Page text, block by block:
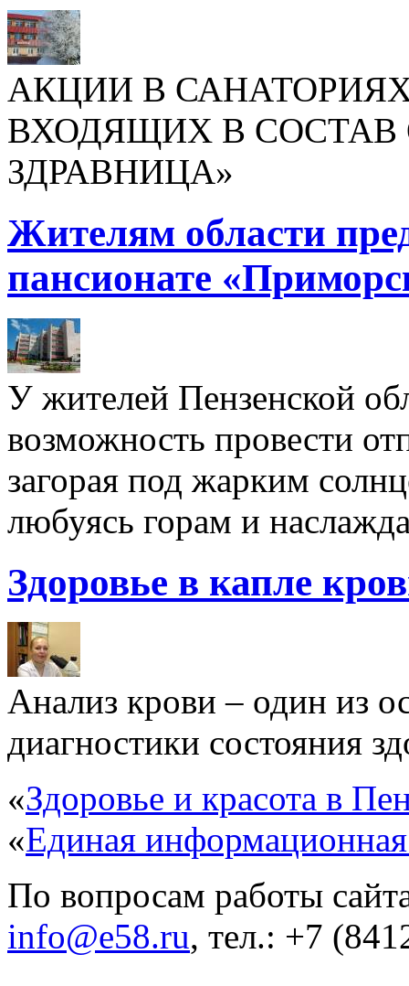
АКЦИИ В
ВХОДЯЩИХ В СОСТАВ
ЗДРАВНИЦА»
Жителям области
пансионате
У жителей Пензенской
возможность провести
загорая под жарким
любуясь горам и
Здоровье в капле
Анализ крови – один из
диагностики состояния
«Здоровье и красота в
«Единая
По вопросам работы
info@e58.ru, тел.: +7